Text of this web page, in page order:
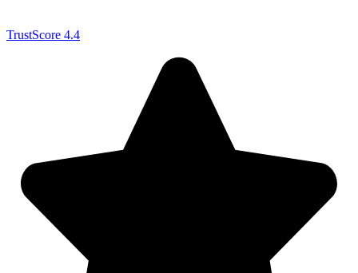
TrustScore 4.4